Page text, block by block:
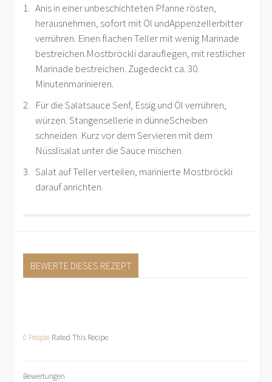
1. Anis in einer unbeschichteten Pfanne rösten,
herausnehmen, sofort mit Öl undAppenzellerbitter
verrühren. Einen flachen Teller mit wenig Marinade
bestreichen.Mostbröckli darauflegen, mit restlicher
Marinade bestreichen. Zugedeckt ca. 30.
Minutenmarinieren.
2. Für die Salatsauce Senf, Essig und Öl verrühren,
würzen. Stangensellerie in dünneScheiben
schneiden. Kurz vor dem Servieren mit dem
Nüsslisalat unter die Sauce mischen.
3. Salat auf Teller verteilen, marinierte Mostbröckli
darauf anrichten.
BEWERTE DIESES REZEPT
0 People Rated This Recipe
Bewertungen